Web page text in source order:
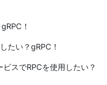
！
たい？gRPC！
スでRPCを使用したい？